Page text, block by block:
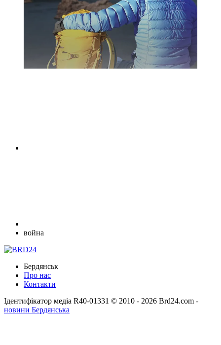
война
Бердянськ
Про нас
Контакти
Ідентифікатор медіа R40-01331 © 2010 - 2026 Brd24.com -
новини Бердянська